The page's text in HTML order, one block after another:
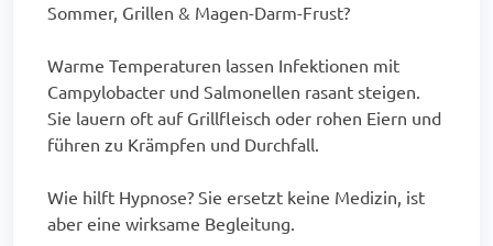
Sommer, Grillen & Magen-Darm-Frust?
Warme Temperaturen lassen Infektionen mit
Campylobacter und Salmonellen rasant steigen.
Sie lauern oft auf Grillfleisch oder rohen Eiern und
führen zu Krämpfen und Durchfall.
Wie hilft Hypnose? Sie ersetzt keine Medizin, ist
aber eine wirksame Begleitung.